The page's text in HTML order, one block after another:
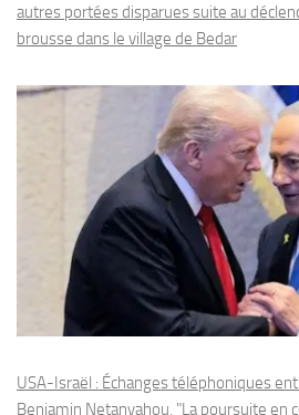
autres portées disparues suite au
brousse dans le village de Bedar
USA-Israël : Échanges téléphoniques
Benjamin Netanyahou, "La poursuite en